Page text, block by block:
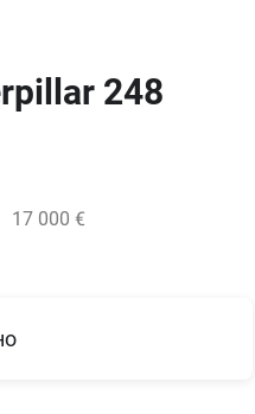
248
17 000 €